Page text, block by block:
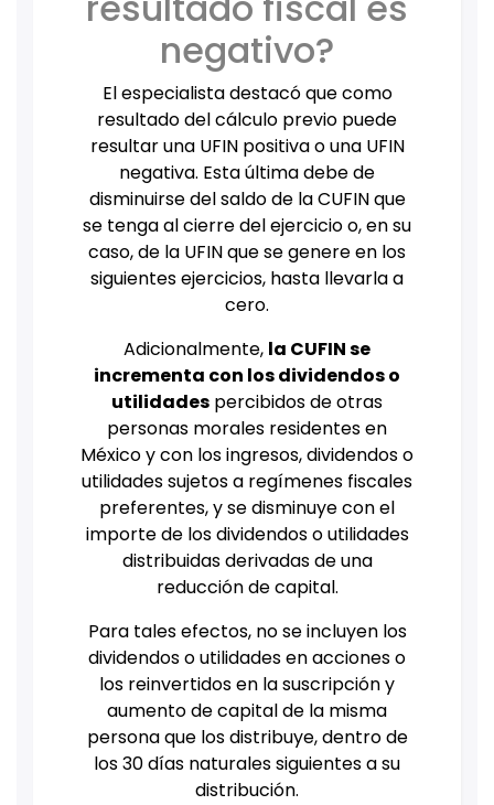
negativo?
El especialista destacó que como
resultado del cálculo previo puede
resultar una UFIN positiva o una UFIN
negativa. Esta última debe de
disminuirse del saldo de la CUFIN que
se tenga al cierre del ejercicio o, en su
caso, de la UFIN que se genere en los
siguientes ejercicios, hasta llevarla a
cero.
Adicionalmente, la CUFIN se
incrementa con los dividendos o
utilidades percibidos de otras
personas morales residentes en
México y con los ingresos, dividendos o
utilidades sujetos a regímenes fiscales
preferentes, y se disminuye con el
importe de los dividendos o utilidades
distribuidas derivadas de una
reducción de capital.
Para tales efectos, no se incluyen los
dividendos o utilidades en acciones o
los reinvertidos en la suscripción y
aumento de capital de la misma
persona que los distribuye, dentro de
los 30 días naturales siguientes a su
distribución.